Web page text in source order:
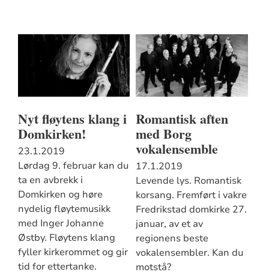
Nyt fløytens klang i
Domkirken!
23.1.2019
Lørdag 9. februar kan du
ta en avbrekk i
Domkirken og høre
nydelig fløytemusikk
med Inger Johanne
Østby. Fløytens klang
fyller kirkerommet og gir
tid for ettertanke.
Romantisk aften
med Borg
vokalensemble
17.1.2019
Levende lys. Romantisk
korsang. Fremført i vakre
Fredrikstad domkirke 27.
januar, av et av
regionens beste
vokalensembler. Kan du
motstå?